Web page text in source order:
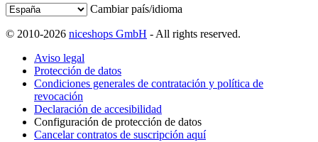
Cambiar país/idioma
© 2010-2026 niceshops GmbH - All rights reserved.
Aviso legal
Protección de datos
Condiciones generales de contratación y política de
revocación
Declaración de accesibilidad
Configuración de protección de datos
Cancelar contratos de suscripción aquí